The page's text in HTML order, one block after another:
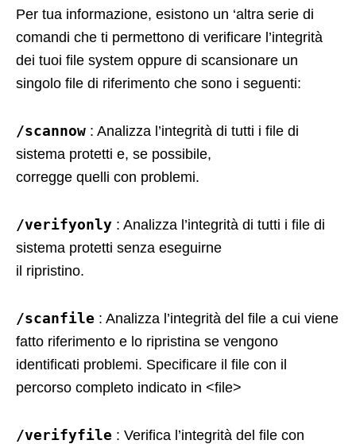
Per tua informazione, esistono un ‘altra serie di
comandi che ti permettono di verificare l’integrità
dei tuoi file system oppure di scansionare un
singolo file di riferimento che sono i seguenti:
/scannow : Analizza l’integrità di tutti i file di
sistema protetti e, se possibile,
corregge quelli con problemi.
/verifyonly : Analizza l’integrità di tutti i file di
sistema protetti senza eseguirne
il ripristino.
/scanfile : Analizza l’integrità del file a cui viene
fatto riferimento e lo ripristina se vengono
identificati problemi. Specificare il file con il
percorso completo indicato in <file>
/verifyfile : Verifica l’integrità del file con